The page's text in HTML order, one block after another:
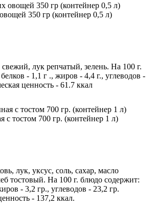
350 гр (контейнер 0,5 л)
лук репчатый, зелень. На 100 г.
- 1,1 г ., жиров - 4,4 г., углеводов -
ценность - 61.7 ккал
с тостом 700 гр. (контейнер 1 л)
лук, уксус, соль, сахар, масло
тостовый. На 100 г. блюдо содержит:
- 3,2 гр., углеводов - 23,2 гр.
- 137,2 ккал.